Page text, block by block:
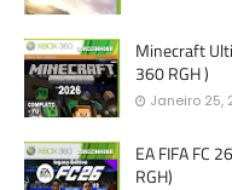
Minecraft
360 RGH )
Janeiro 25,
EA FIFA FC
RGH)